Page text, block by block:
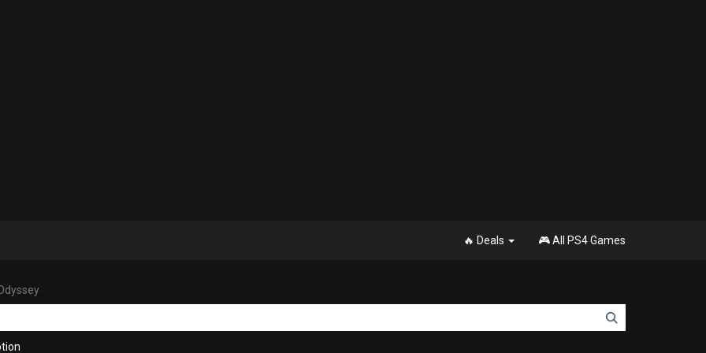
🔥 Deals 🎮 All PS4 Games